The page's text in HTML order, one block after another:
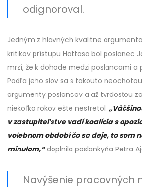
odignoroval.
Jedným z hlavných kvalitne
kritikov prístupu Hattasa bol poslanec
mrzí, že k dohode medzi poslancami a
Podľa jeho slov sa s takouto
argumenty poslancov a až tvrdosťou
niekoľko rokov ešte nestretol.
v zastupiteľstve vadí koalícia s
volebnom období čo sa deje, to som
minulom,“doplnila poslankyňa Petra
Navýšenie pracovných